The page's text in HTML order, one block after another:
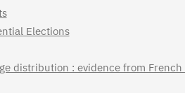
Elections
distribution : evidence from